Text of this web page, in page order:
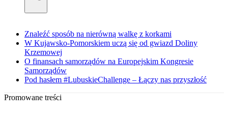
Znaleźć sposób na nierówną walkę z korkami
W Kujawsko-Pomorskiem uczą się od gwiazd Doliny
Krzemowej
O finansach samorządów na Europejskim Kongresie
Samorządów
Pod hasłem #LubuskieChallenge – Łączy nas przyszłość
Promowane treści